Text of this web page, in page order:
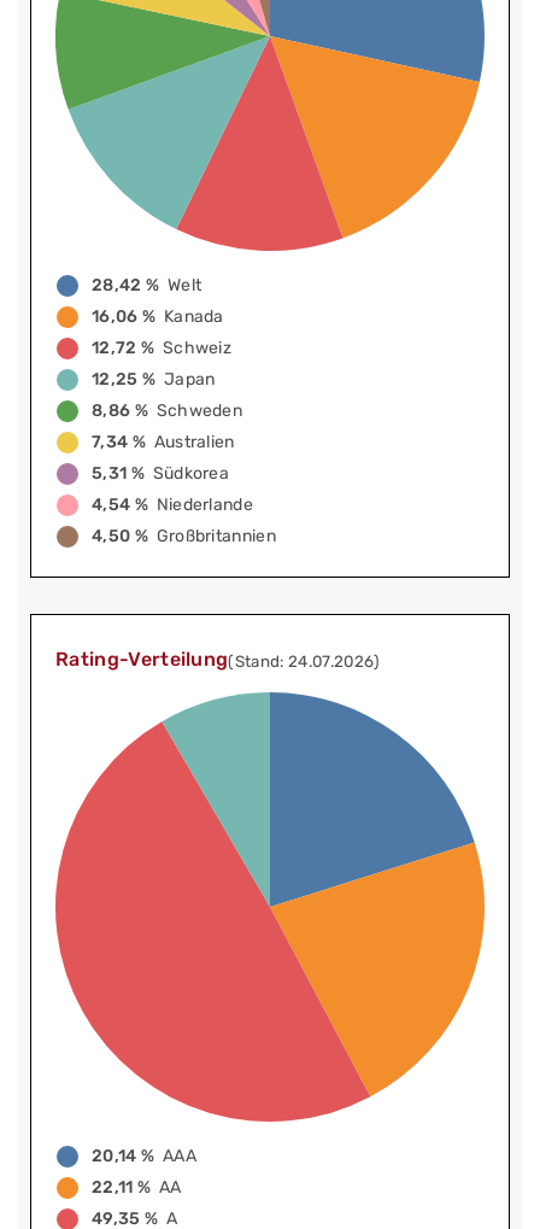
28,42 % Welt
16,06 % Kanada
12,72 % Schweiz
12,25 % Japan
8,86 % Schweden
7,34 % Australien
5,31 % Südkorea
4,54 % Niederlande
4,50 % Großbritannien
Rating-Verteilung(Stand: 24.07.2026)
20,14 % AAA
22,11 % AA
49,35 % A